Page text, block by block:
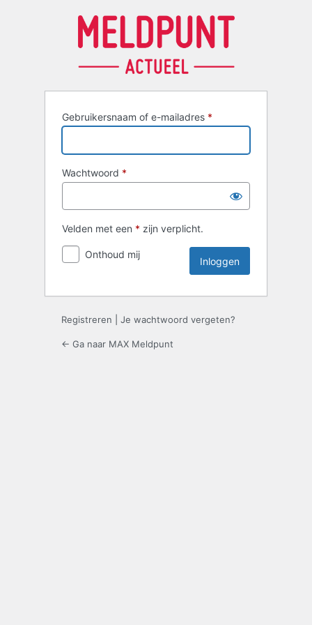
Gebruikersnaam of e-mailadres *
Wachtwoord *
Velden met een * zijn verplicht.
Onthoud mij
Registreren Je wachtwoord vergeten?
← Ga naar MAX Meldpunt